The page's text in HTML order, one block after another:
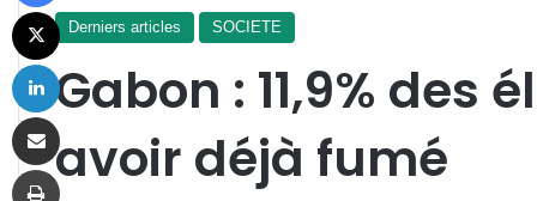
Derniers articles SOCIETE
Gabon : 11,9% des
avoir déjà fumé
X
Imprimer